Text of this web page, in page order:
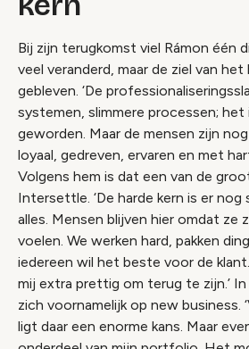
Bij zijn terugkomst viel Rámon één
veel veranderd, maar de ziel van
gebleven. ‘De
systemen, slimmere processen;
geworden. Maar de mensen zijn
loyaal, gedreven, ervaren en met
Volgens hem is dat een van de
Intersettle. ‘De harde kern is er
alles. Mensen blijven hier omdat ze
voelen. We werken hard, pakken
iedereen wil het beste voor de
mij extra prettig om terug te zijn.’
zich voornamelijk op new business.
ligt daar een enorme kans. Maar